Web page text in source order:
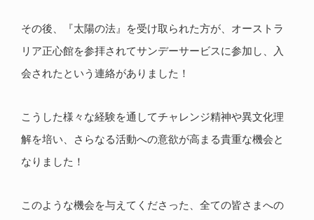
その後、『太陽の法』を受け取られた方が、オーストラ
リア正心館を参拝されてサンデーサービスに参加し、入
会されたという連絡がありました！
こうした様々な経験を通してチャレンジ精神や異文化理
解を培い、さらなる活動への意欲が高まる貴重な機会と
なりました！
このような機会を与えてくださった、全ての皆さまへの